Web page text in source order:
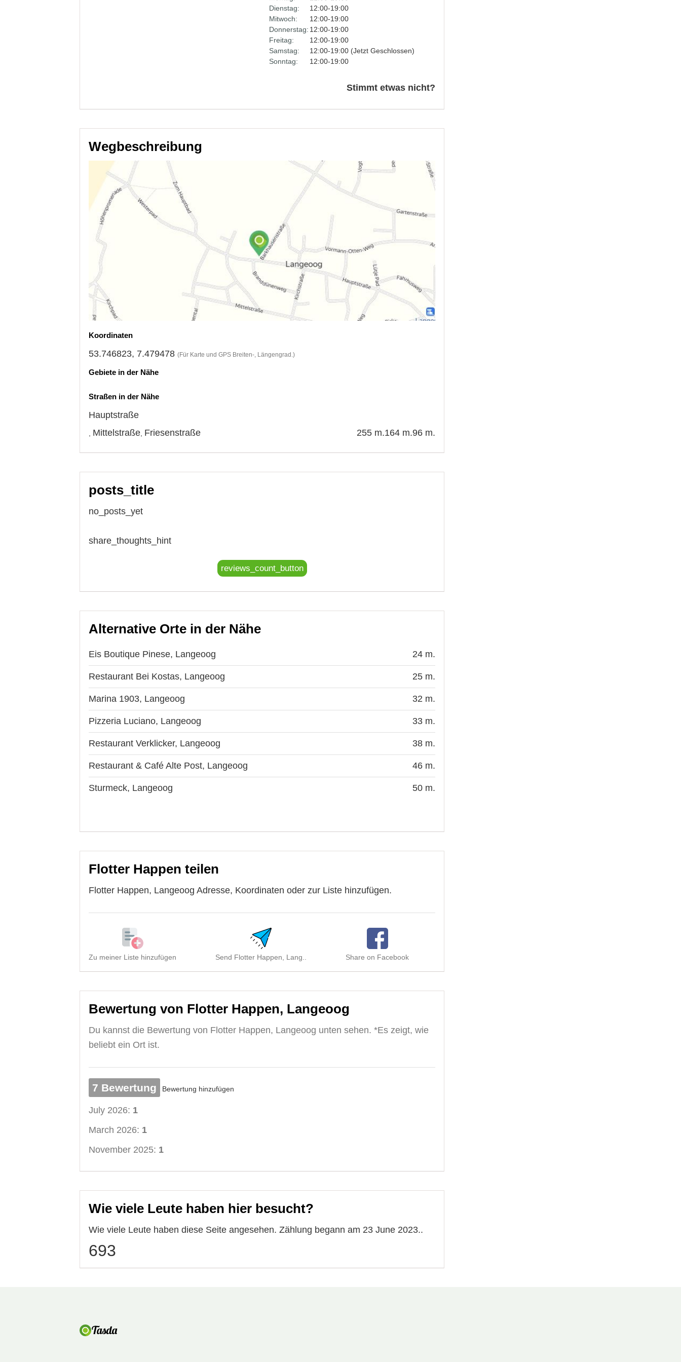
Dienstag:
12:00-19:00
Mitwoch:
12:00-19:00
Donnerstag: 12:00-19:00
Freitag:
12:00-19:00
Samstag:
12:00-19:00 (Jetzt Geschlossen)
Sonntag:
12:00-19:00
Stimmt etwas nicht?
Wegbeschreibung
Koordinaten
53.746823, 7.479478 (Für Karte und GPS Breiten-, Längengrad.)
Gebiete in der Nähe
Straßen in der Nähe
Hauptstraße
96 m.
Mittelstraße 164 m.
Friesenstraße 255 m.
posts_title
no_posts_yet
share_thoughts_hint
reviews_count_button
Alternative Orte in der Nähe
Eis Boutique Pinese, Langeoog 24 m.
Restaurant Bei Kostas, Langeoog 25 m.
Marina 1903, Langeoog 32 m.
Pizzeria Luciano, Langeoog 33 m.
Restaurant Verklicker, Langeoog 38 m.
Restaurant & Café Alte Post, Langeoog 46 m.
Sturmeck, Langeoog 50 m.
Flotter Happen teilen
Flotter Happen, Langeoog Adresse, Koordinaten oder zur Liste hinzufügen.
Zu meiner Liste hinzufügen Send Flotter Happen, Lang.. Share on Facebook
Bewertung von Flotter Happen, Langeoog
Du kannst die Bewertung von Flotter Happen, Langeoog unten sehen. *Es zeigt, wie
beliebt ein Ort ist.
7 Bewertung Bewertung hinzufügen
July 2026: 1
March 2026: 1
November 2025: 1
Wie viele Leute haben hier besucht?
Wie viele Leute haben diese Seite angesehen. Zählung begann am 23 June 2023..
693